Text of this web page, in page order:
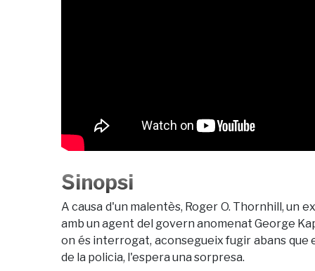
Sinopsi
A causa d'un malentès, Roger O. Thornhill, un
amb un agent del govern anomenat George
on és interrogat, aconsegueix fugir abans que
de la policia, l'espera una sorpresa.